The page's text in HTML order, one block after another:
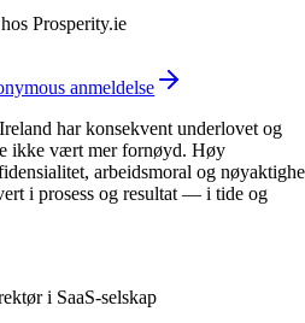
Prosperity.ie
anmeldelse
har konsekvent underlovet og
ikke vært mer fornøyd. Høy
arbeidsmoral og
i prosess og resultat — i tide og
i SaaS-selskap